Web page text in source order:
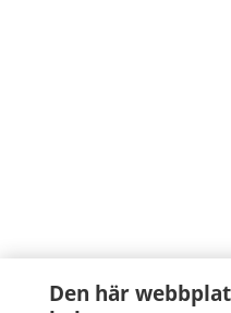
Den här